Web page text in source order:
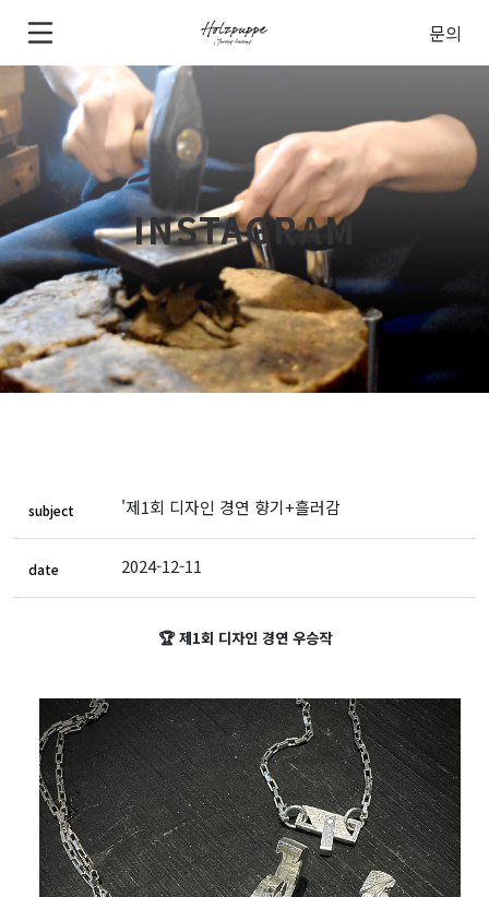
문의
INSTAGRAM
subject '제1회 디자인 경연 향기+흘러감
date 2024-12-11
🏆 제1회 디자인 경연 우승작